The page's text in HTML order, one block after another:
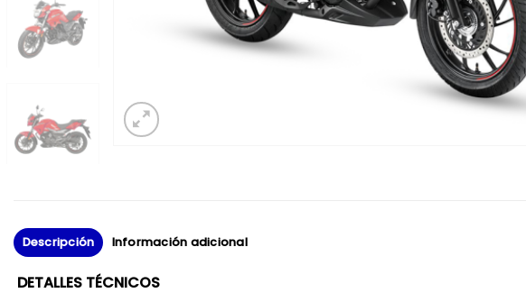
Descripción Información adicional
DETALLES TÉCNICOS